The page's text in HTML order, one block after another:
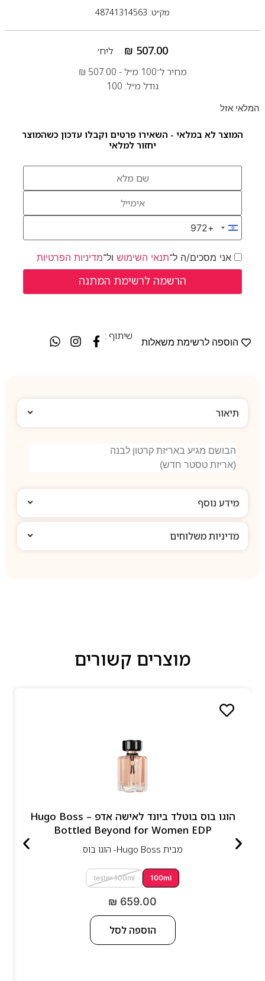
מק״ט: 48741314563
₪ 507.00
ליח׳
מחיר ל־100 מ״ל -
₪ 507.00
גודל מ״ל: 100
המלאי אזל
המוצר לא במלאי - השאירו פרטים וקבלו עדכון כשהמוצר
יחזור למלאי
Israel +972
+972
אני מסכים/ה ל־תנאי השימושול־מדיניות הפרטיות
הוספה לרשימת משאלות
שיתוף :
תיאור
הבושם מגיע באריזת קרטון לבנה
(אריזת טסטר חדש)
מידע נוסף
מדיניות משלוחים
מוצרים קשורים
הוגו בוס בוטלד ביונד לאישה אדפ – Hugo Boss
Bottled Beyond for Women EDP
מבית Hugo Boss- הוגו בוס
100ml
tester 100ml
₪ 659.00
הוספה לסל